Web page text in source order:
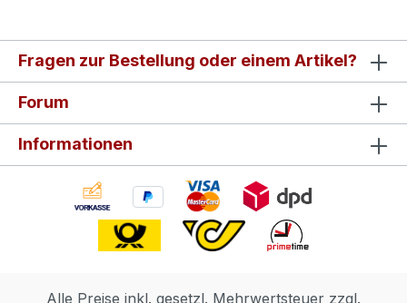
Fragen zur Bestellung oder einem Artikel?
Forum
Informationen
Alle Preise inkl. gesetzl. Mehrwertsteuer zzgl.